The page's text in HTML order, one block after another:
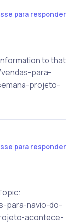
para responder
to that
para-
projeto-
para responder
para-navio-do-
acontece-